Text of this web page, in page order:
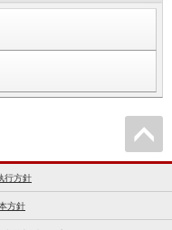
行方針
方針